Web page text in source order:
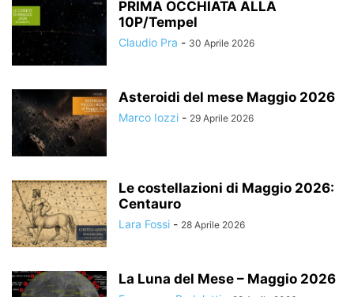
PRIMA OCCHIATA ALLA
10P/Tempel
Claudio Pra - 30 Aprile 2026
Asteroidi del mese Maggio 2026
Marco Iozzi - 29 Aprile 2026
Le costellazioni di Maggio 2026:
Centauro
Lara Fossi - 28 Aprile 2026
La Luna del Mese – Maggio 2026